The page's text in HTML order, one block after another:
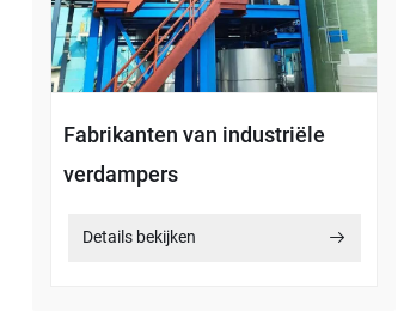
Fabrikanten van industriële
verdampers
Details bekijken